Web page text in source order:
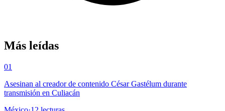
Más leídas
01
Asesinan al creador de contenido César Gastélum durante
transmisión en Culiacán